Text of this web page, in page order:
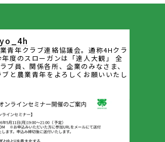
青年クラブ連絡協議会。通称4Hクラ
年度のスローガンは「達人大観」
全
ブ員、関係各所、企業のみなさま、
と農業青年をよろしくお願いいたし